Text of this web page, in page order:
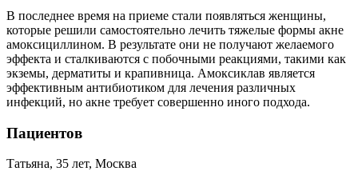
В последнее время на приеме стали появляться женщины,
которые решили самостоятельно лечить тяжелые формы акне
амоксициллином. В результате они не получают желаемого
эффекта и сталкиваются с побочными реакциями, такими как
экземы, дерматиты и крапивница. Амоксиклав является
эффективным антибиотиком для лечения различных
инфекций, но акне требует совершенно иного подхода.
Пациентов
Татьяна, 35 лет, Москва